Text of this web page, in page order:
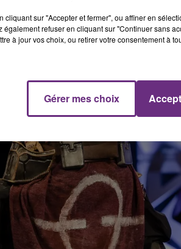
cliquant sur "Accepter et fermer", ou affiner en
également refuser en cliquant sur "Continuer sans
à jour vos choix, ou retirer votre consentement à
Gérer mes choix